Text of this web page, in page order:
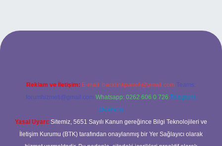
giriş
Reklam ve İletişim: E-mail: backlinkpaneli@gmail.com Teams:
forumhizmeti@gmail.com Whatsapp: 0262 606 0 726 Telegram:
@karabul
Yasal Uyarı: Sitemiz, 5651 Sayılı Kanun gereğince Bilgi Teknolojileri ve
İletişim Kurumu (BTK) tarafından onaylanmış bir Yer Sağlayıcı olarak